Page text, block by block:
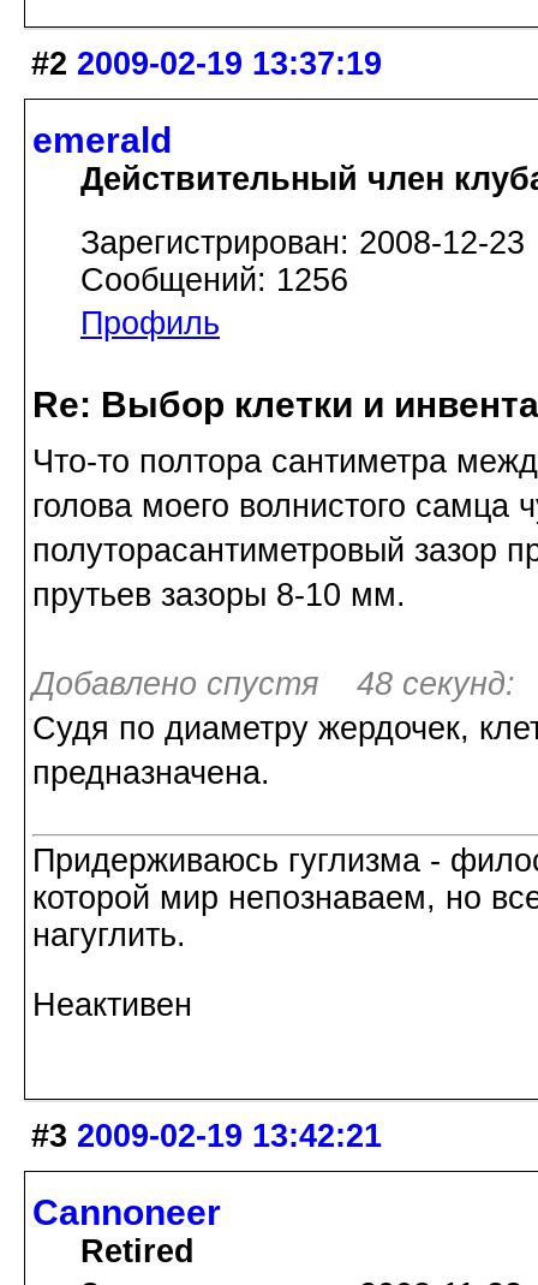
#2 2009-02-19 13:37:19
emerald
Действительный член
Зарегистрирован: 2008-12-23
Сообщений: 1256
Профиль
Re: Выбор клетки и
Что-то полтора сантиметра
голова моего волнистого самца
полуторасантиметровый зазор
прутьев зазоры 8-10 мм.
Добавлено спустя 48 секунд:
Судя по диаметру жердочек,
предназначена.
Придерживаюсь гуглизма -
которой мир непознаваем, но
нагуглить.
Неактивен
#3 2009-02-19 13:42:21
Cannoneer
Retired